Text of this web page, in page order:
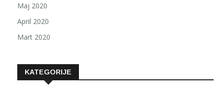
Maj 2020
April 2020
Mart 2020
KATEGORIJE